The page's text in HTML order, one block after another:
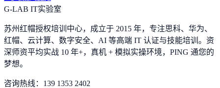
G-LAB IT实验室
苏州红帽授权培训中心，成立于 2015 年，专注思科、华为、
红帽、云计算、数字安全、AI 等高端 IT 认证与技能培训。资
深师资平均实战 10 年+，真机 + 模拟实操环境， PING 通您的
梦想。
咨询热线： 139 1353 2402